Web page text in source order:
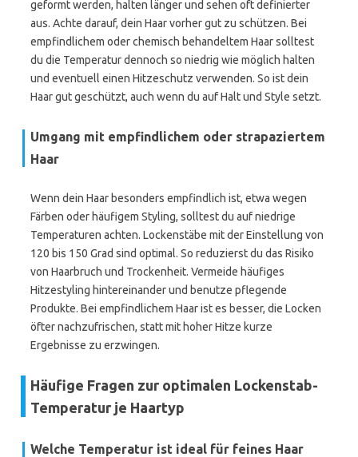
geformt werden, halten länger und sehen oft definierter
aus. Achte darauf, dein Haar vorher gut zu schützen. Bei
empfindlichem oder chemisch behandeltem Haar solltest
du die Temperatur dennoch so niedrig wie möglich halten
und eventuell einen Hitzeschutz verwenden. So ist dein
Haar gut geschützt, auch wenn du auf Halt und Style setzt.
Umgang mit empfindlichem oder strapaziertem
Haar
Wenn dein Haar besonders empfindlich ist, etwa wegen
Färben oder häufigem Styling, solltest du auf niedrige
Temperaturen achten. Lockenstäbe mit der Einstellung von
120 bis 150 Grad sind optimal. So reduzierst du das Risiko
von Haarbruch und Trockenheit. Vermeide häufiges
Hitzestyling hintereinander und benutze pflegende
Produkte. Bei empfindlichem Haar ist es besser, die Locken
öfter nachzufrischen, statt mit hoher Hitze kurze
Ergebnisse zu erzwingen.
Häufige Fragen zur optimalen Lockenstab-
Temperatur je Haartyp
Welche Temperatur ist ideal für feines Haar